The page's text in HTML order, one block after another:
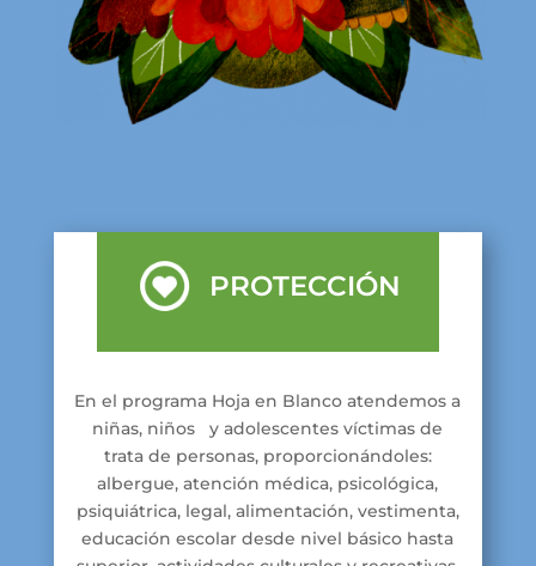
PROTECCIÓN
En el programa Hoja en Blanco atendemos a
niñas, niños y adolescentes víctimas de
trata de personas, proporcionándoles:
albergue, atención médica, psicológica,
psiquiátrica, legal, alimentación, vestimenta,
educación escolar desde nivel básico hasta